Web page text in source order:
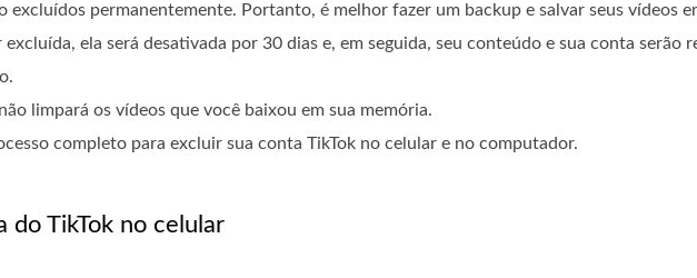
excluídos permanentemente. Portanto, é melhor fazer um backup e salvar seus vídeos
ela será desativada por 30 dias e, em seguida, seu conteúdo e sua conta serão
limpará os vídeos que você baixou em sua memória.
completo para excluir sua conta TikTok no celular e no computador.
do TikTok no celular